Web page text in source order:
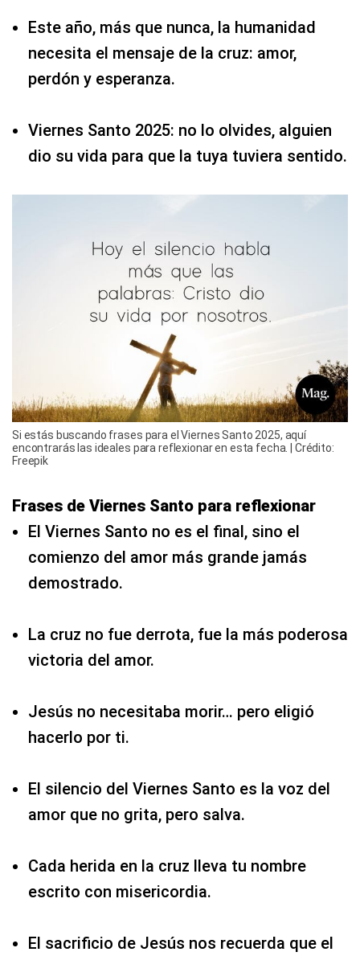
Este año, más que nunca, la humanidad
necesita el mensaje de la cruz: amor,
perdón y esperanza.
Viernes Santo 2025: no lo olvides, alguien
dio su vida para que la tuya tuviera sentido.
Si estás buscando frases para el Viernes Santo 2025, aquí
encontrarás las ideales para reflexionar en esta fecha. | Crédito:
Freepik
Frases de Viernes Santo para reflexionar
El Viernes Santo no es el final, sino el
comienzo del amor más grande jamás
demostrado.
La cruz no fue derrota, fue la más poderosa
victoria del amor.
Jesús no necesitaba morir… pero eligió
hacerlo por ti.
El silencio del Viernes Santo es la voz del
amor que no grita, pero salva.
Cada herida en la cruz lleva tu nombre
escrito con misericordia.
El sacrificio de Jesús nos recuerda que el